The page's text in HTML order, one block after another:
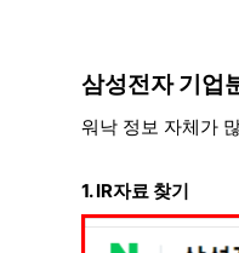
삼성전자 기업
워낙 정보 자체가
1. IR자료 찾기